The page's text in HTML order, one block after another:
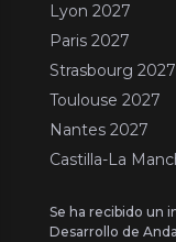
Lyon 2027
Paris 2027
Strasbourg 2027
Toulouse 2027
Nantes 2027
Castilla-La
Se ha recibido un
Desarrollo de